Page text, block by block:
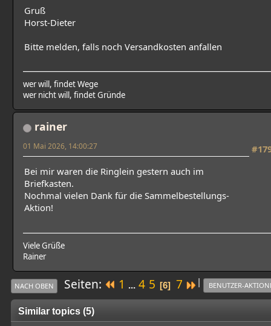
Gruß
Horst-Dieter
Bitte melden, falls noch Versandkosten anfallen
wer will, findet Wege
wer nicht will, findet Gründe
rainer
01 Mai 2026, 14:00:27
Bei mir waren die Ringlein gestern auch im
Briefkasten.
Nochmal vielen Dank für die Sammelbestellungs-
Aktion!
Viele Grüße
Rainer
|
NACH OBEN Seiten 1 ... 4 5 6 7 BENUTZER-
Similar topics (5)